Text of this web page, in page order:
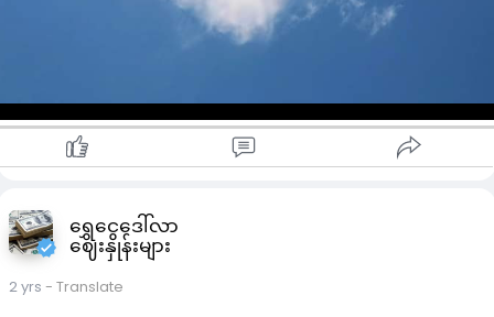
‌ရွှေငွေဒေါ်လာ
ဈေးနှုန်းများ
2 yrs - Translate